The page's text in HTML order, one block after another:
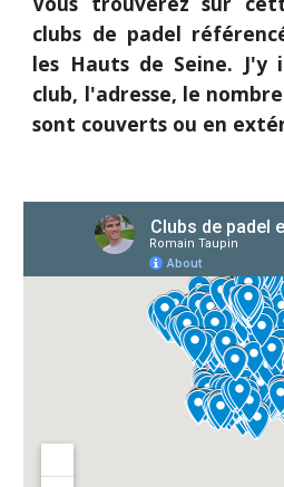
clubs de padel
les Hauts de Seine. J'y
club, l'adresse, le
sont couverts ou en